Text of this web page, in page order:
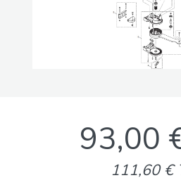
93,00
111,60 €